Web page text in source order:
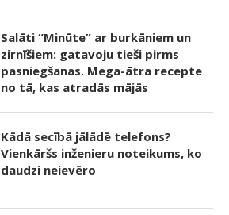
Salāti “Minūte” ar burkāniem un
zirnīšiem: gatavoju tieši pirms
pasniegšanas. Mega-ātra recepte
no tā, kas atradās mājās
Kādā secībā jālādē telefons?
Vienkāršs inženieru noteikums, ko
daudzi neievēro